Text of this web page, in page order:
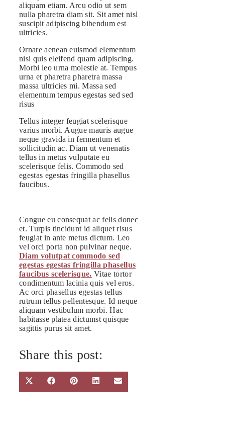
aliquam etiam. Arcu odio ut sem
nulla pharetra diam sit. Sit amet nisl
suscipit adipiscing bibendum est
ultricies.
Ornare aenean euismod elementum
nisi quis eleifend quam adipiscing.
Morbi leo urna molestie at. Tempus
urna et pharetra pharetra massa
massa ultricies mi. Massa sed
elementum tempus egestas sed sed
risus
Tellus integer feugiat scelerisque
varius morbi. Augue mauris augue
neque gravida in fermentum et
sollicitudin ac. Diam ut venenatis
tellus in metus vulputate eu
scelerisque felis. Commodo sed
egestas egestas fringilla phasellus
faucibus.
Congue eu consequat ac felis donec
et. Turpis tincidunt id aliquet risus
feugiat in ante metus dictum. Leo
vel orci porta non pulvinar neque.
Diam volutpat commodo sed
egestas egestas fringilla phasellus
faucibus scelerisque. Vitae tortor
condimentum lacinia quis vel eros.
Ac orci phasellus egestas tellus
rutrum tellus pellentesque. Id neque
aliquam vestibulum morbi. Hac
habitasse platea dictumst quisque
sagittis purus sit amet.
Share this post:
Share
Share
FacebookShare
Pinterest Share
LinkedInShare